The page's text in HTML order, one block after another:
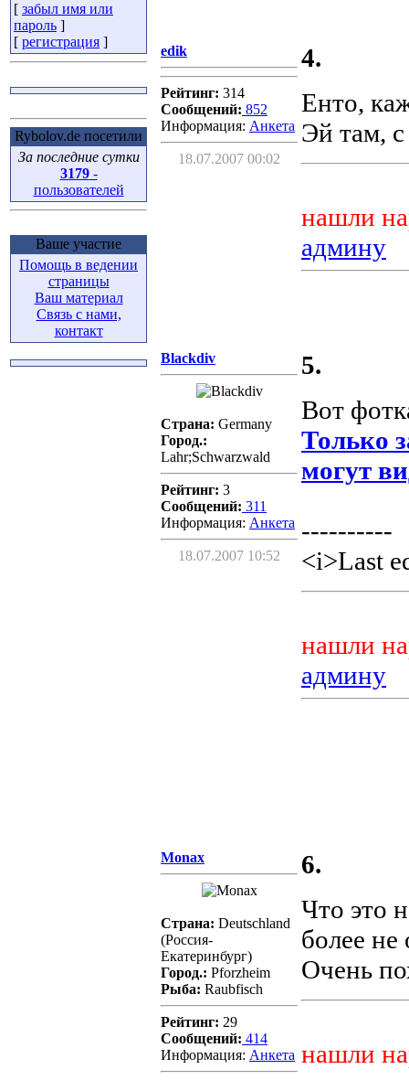
[ забыл имя или
пароль ]
[ регистрация ]
Rybolov.de посетили
За последние сутки
3179-
пользователей
Ваше участие
Помощь в ведении
страницы
Ваш материал
Связь с нами,
контакт
edik
Рейтинг: 314
Сообщений: 852
Информация: Aнкета
18.07.2007 00:02
4.
Енто,
Эй там,
нашли
админу
Blackdiv
Страна: Germany
Город.:
Lahr;Schwarzwald
Рейтинг: 3
Сообщений: 311
Информация: Aнкета
18.07.2007 10:52
5.
Вот
Только
могут
----------
<i>Last
нашли
админу
Monax
Страна: Deutschland
(Россия-
Екатеринбург)
Город.: Pforzheim
Рыба: Raubfisch
Рейтинг: 29
Сообщений: 414
Информация: Aнкета
6.
Что это
более не
Очень
нашли